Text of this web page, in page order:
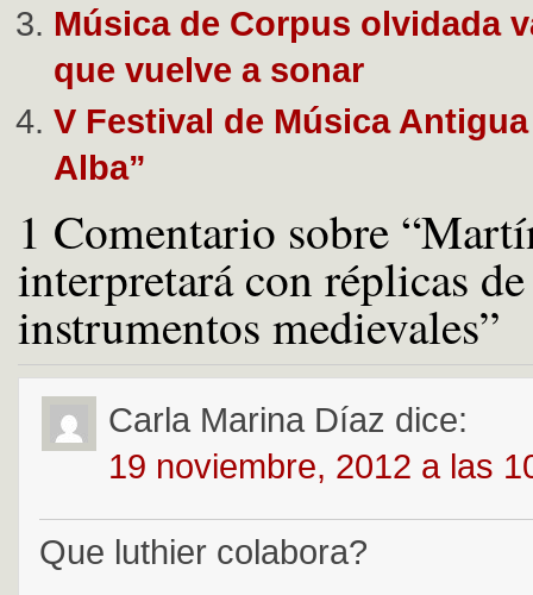
Música de Corpus olvidada
que vuelve a sonar
V Festival de Música
Alba”
1 Comentario sobre
interpretará con réplicas de
instrumentos medievales”
Carla Marina Díaz dice:
19 noviembre, 2012 a las
Que luthier colabora?